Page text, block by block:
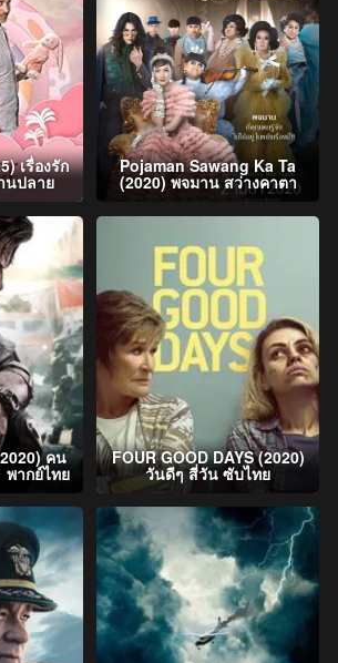
เรื่องรัก
นปลาย
Pojaman Sawang Ka Ta
(2020) พจมาน สว่างคาตา
คน
พากย์ไทย
FOUR GOOD DAYS (2020)
วันดีๆ สี่วัน ซับไทย